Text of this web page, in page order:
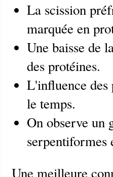
La scission
marquée en
Une baisse de
des protéines.
L'influence des
le temps.
On observe un
serpentiformes
Une meilleure